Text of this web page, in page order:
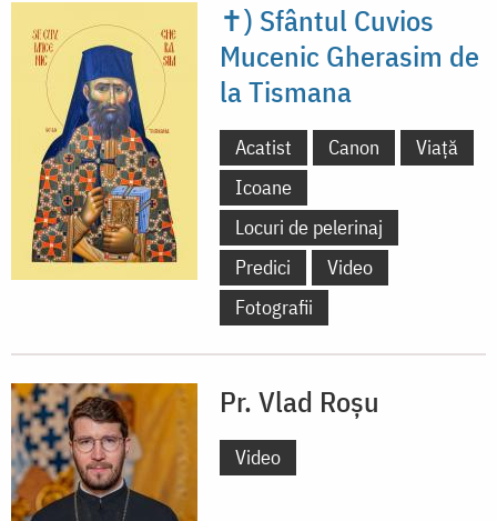
✝) Sfântul Cuvios
Mucenic Gherasim de
la Tismana
Acatist Canon
Viață
Icoane
Locuri de pelerinaj
Predici
Video
Fotografii
Pr. Vlad Roșu
Video